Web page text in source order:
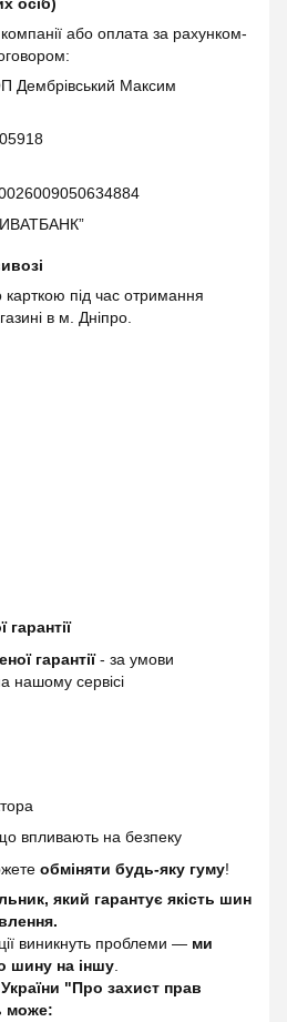
або оплата за рахунком-
Дембрівський Максим
карткою під час отримання
в м. Дніпро.
гарантії
гарантії- за умови
нашому сервісі
впливають на безпеку
обміняти будь-яку гуму!
який гарантує якість шин
виникнуть проблеми — ми
шину на іншу
"Про захист прав
може: